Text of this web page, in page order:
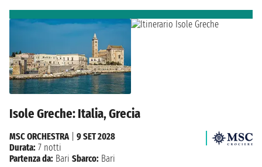
Isole Greche: Italia, Grecia
MSC ORCHESTRA| 9 SET 2028
Durata: 7 notti
Partenza da: Bari Sbarco: Bari